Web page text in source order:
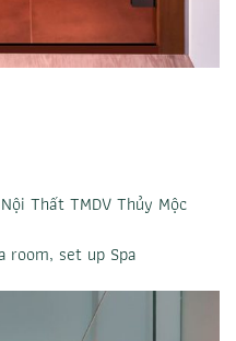
Thất TMDV Thủy Mộc
room, set up Spa